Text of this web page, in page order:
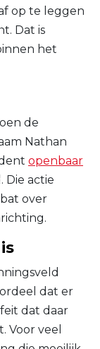
op te leggen
Dat is
het
de
Nathan
openbaar
Die actie
over
dat er
dat daar
Voor veel